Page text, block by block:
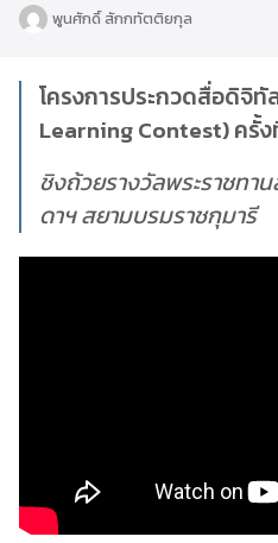
พูนศักดิ์ สักกทัตติยกุล
โครงการประกวดสื่อดิจิ
Learning Contest) ครั้ง
ชิงถ้วยรางวัลพระราชทา
ดาฯ สยามบรมราชกุมารี